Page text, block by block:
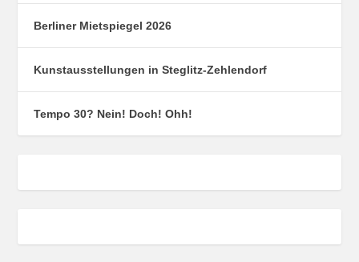
Berliner Mietspiegel 2026
Kunstausstellungen in Steglitz-Zehlendorf
Tempo 30? Nein! Doch! Ohh!